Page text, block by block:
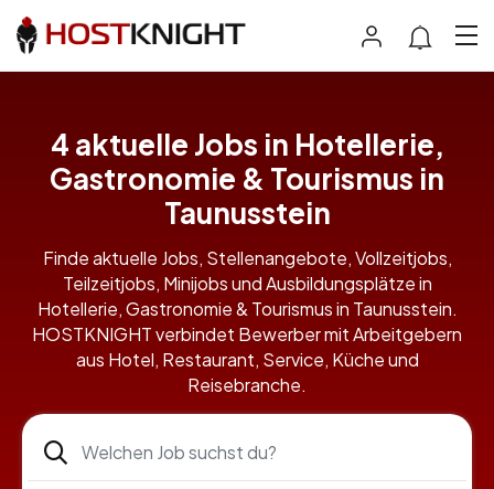
4 aktuelle Jobs in Hotellerie,
Gastronomie & Tourismus in
Taunusstein
Finde aktuelle Jobs, Stellenangebote, Vollzeitjobs,
Teilzeitjobs, Minijobs und Ausbildungsplätze in
Hotellerie, Gastronomie & Tourismus in Taunusstein.
HOSTKNIGHT verbindet Bewerber mit Arbeitgebern
aus Hotel, Restaurant, Service, Küche und
Reisebranche.